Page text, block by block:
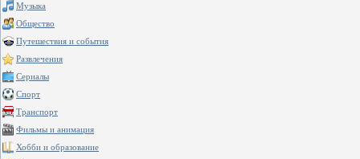
Музыка
Общество
Путешествия и события
Развлечения
Сериалы
Спорт
Транспорт
Фильмы и анимация
Хобби и образование